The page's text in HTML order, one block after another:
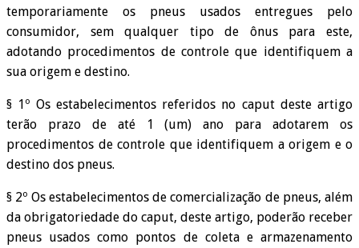
temporariamente os pneus usados entregues pelo
consumidor, sem qualquer tipo de ônus para este,
adotando procedimentos de controle que identifiquem a
sua origem e destino.
§ 1º Os estabelecimentos referidos no caput deste artigo
terão prazo de até 1 (um) ano para adotarem os
procedimentos de controle que identifiquem a origem e o
destino dos pneus.
§ 2º Os estabelecimentos de comercialização de pneus, além
da obrigatoriedade do caput, deste artigo, poderão receber
pneus usados como pontos de coleta e armazenamento